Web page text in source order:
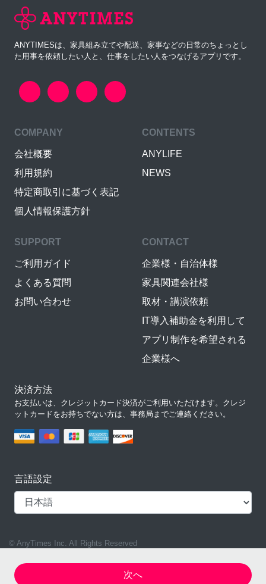
ANYTIMESは、家具組み立てや配送、家事などの日常のちょっとし
た用事を依頼したい人と、仕事をしたい人をつなげるアプリです。
COMPANY
会社概要
利用規約
特定商取引に基づく表記
個人情報保護方針
CONTENTS
ANYLIFE
NEWS
SUPPORT
ご利用ガイド
よくある質問
お問い合わせ
CONTACT
企業様・自治体様
家具関連会社様
取材・講演依頼
IT導入補助金を利用して
アプリ制作を希望される
企業様へ
決済方法
お支払いは、クレジットカード決済がご利用いただけます。クレジ
ットカードをお持ちでない方は、事務局までご連絡ください。
言語設定
© AnyTimes Inc. All Rights Reserved